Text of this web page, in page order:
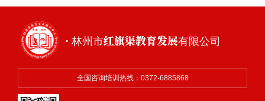
· 林州市红旗渠教育发展有限公司
全国咨询培训热线：0372-6885868